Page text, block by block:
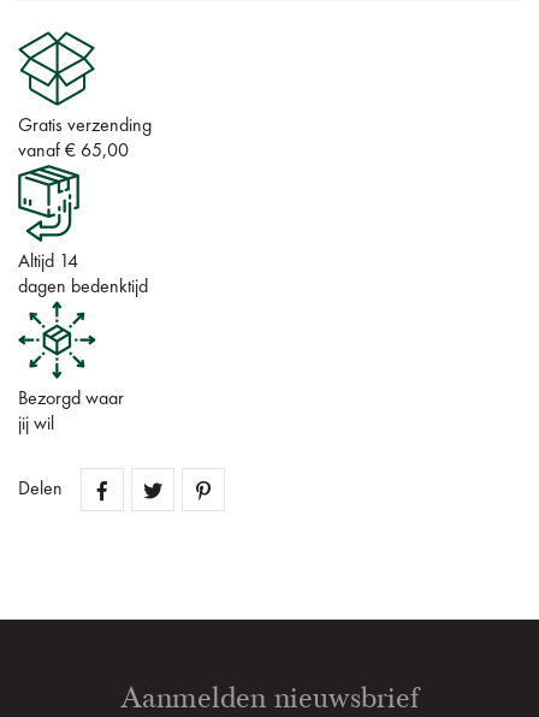
Gratis verzending
vanaf € 65,00
Altijd 14
dagen bedenktijd
Bezorgd waar
jij wil
Delen
Aanmelden nieuwsbrief